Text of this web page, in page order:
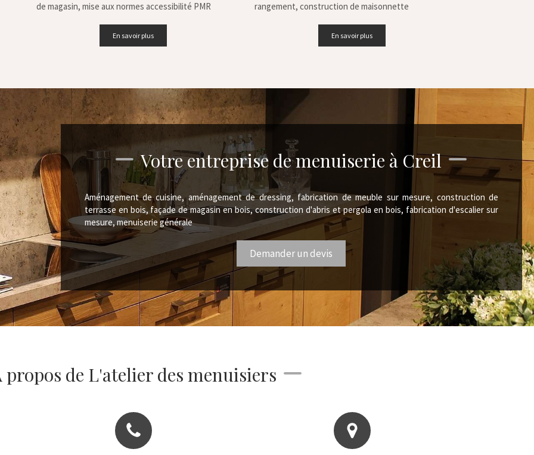
de magasin, mise aux normes accessibilité PMR
En savoir plus
rangement, construction de maisonnette
En savoir plus
Votre entreprise de menuiserie à Creil
Aménagement de cuisine, aménagement de dressing, fabrication de meuble sur mesure, construction de
terrasse en bois, façade de magasin en bois, construction d'abris et pergola en bois, fabrication d'escalier sur
mesure, menuiserie générale
Demander un devis
propos de L'atelier des menuisiers